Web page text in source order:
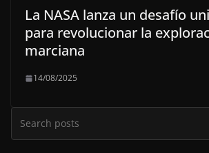
La NASA lanza un desafío
para revolucionar la
marciana
14/08/2025